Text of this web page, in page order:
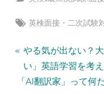
Tags:
英検面接・二次試験
投
稿
ナ
P
r
e
やる気が出ない？
い」英語学習を考
N「AI翻訳家」って何